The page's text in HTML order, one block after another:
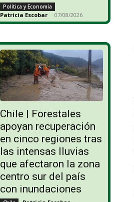
Política y Economía
Patricia Escobar - 07/08/2026
Chile | Forestales
apoyan recuperación
en cinco regiones tras
las intensas lluvias
que afectaron la zona
centro sur del país
con inundaciones